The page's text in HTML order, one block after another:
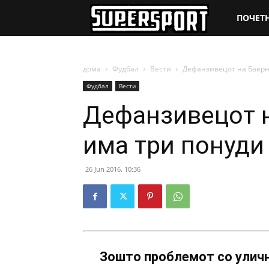
дома Фудбал Вести Дефанзивецот на
Фудбал Вести
Дефанзивецот
има три понуди
26 Jun 2016. 10:36
Зошто проблемот со